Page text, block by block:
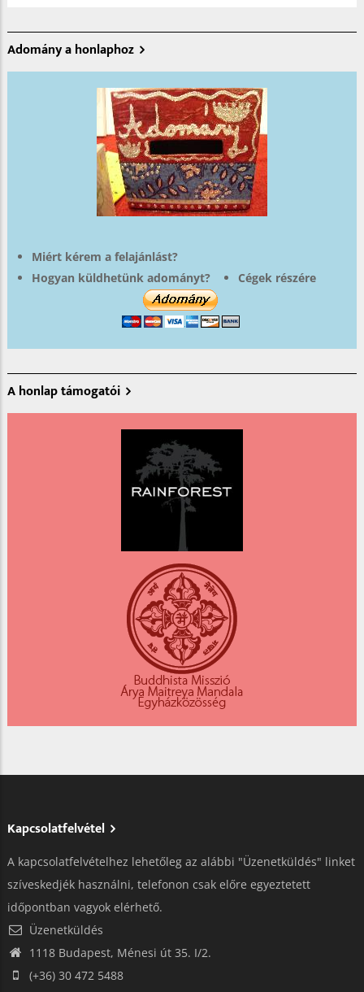
Adomány a honlaphoz
Miért kérem a felajánlást?
Hogyan küldhetünk adományt?
Cégek részére
A honlap támogatói
Kapcsolatfelvétel
A kapcsolatfelvételhez lehetőleg az alábbi "Üzenetküldés" linket
szíveskedjék használni, telefonon csak előre egyeztetett
időpontban vagyok elérhető.
Üzenetküldés
1118 Budapest, Ménesi út 35. I/2.
(+36) 30 472 5488